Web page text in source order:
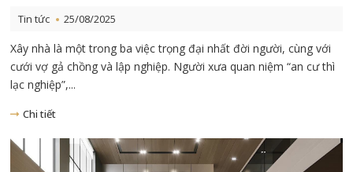
Tin tức 25/08/2025
Xây nhà là một trong ba việc trọng đại nhất đời người, cùng với
cưới vợ gả chồng và lập nghiệp. Người xưa quan niệm “an cư thì
lạc nghiệp”,...
Chi tiết